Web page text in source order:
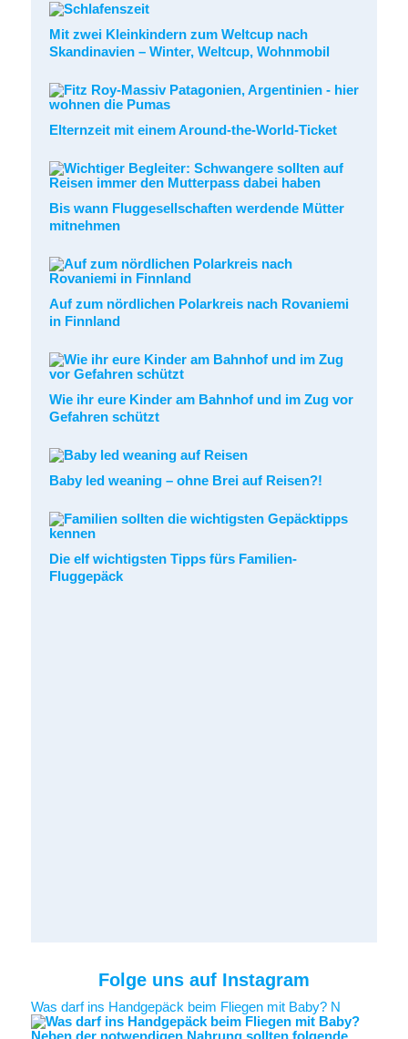
Mit zwei Kleinkindern zum Weltcup nach
Skandinavien – Winter, Weltcup, Wohnmobil
Elternzeit mit einem Around-the-World-Ticket
Bis wann Fluggesellschaften werdende Mütter
mitnehmen
Auf zum nördlichen Polarkreis nach Rovaniemi
in Finnland
Wie ihr eure Kinder am Bahnhof und im Zug vor
Gefahren schützt
Baby led weaning – ohne Brei auf Reisen?!
Die elf wichtigsten Tipps fürs Familien-
Fluggepäck
Folge uns auf Instagram
Was darf ins Handgepäck beim Fliegen mit Baby? N